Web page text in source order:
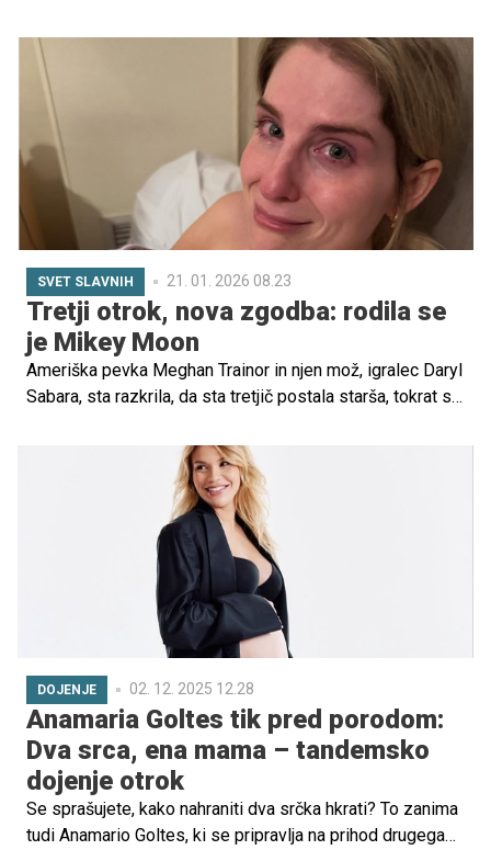
dosegla nov mejnik v svoji neverjetni zgodbi, svetovna
zvezdnica Shakira jih je osebno povabila k sodelovanju
na svetovnem prvenstvu v nogometu 2026.
SVET SLAVNIH 21. 01. 2026 08.23
Tretji otrok, nova zgodba: rodila se
je Mikey Moon
Ameriška pevka Meghan Trainor in njen mož, igralec Daryl
Sabara, sta razkrila, da sta tretjič postala starša, tokrat se
DOJENJE 02. 12. 2025 12.28
Anamaria Goltes tik pred porodom:
Dva srca, ena mama – tandemsko
dojenje otrok
Se sprašujete, kako nahraniti dva srčka hkrati? To zanima
tudi Anamario Goltes, ki se pripravlja na prihod drugega